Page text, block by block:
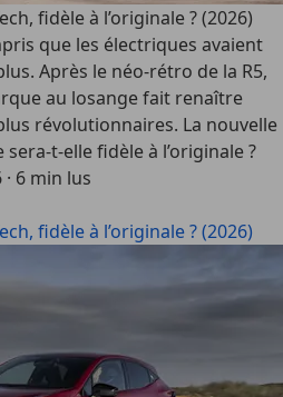
fidèle à l’originale ? (2026)
que les électriques avaient
Après le néo-rétro de la R5,
au losange fait renaître
révolutionnaires. La nouvelle
t-elle fidèle à l’originale ?
· 6 min lus
fidèle à l’originale ? (2026)